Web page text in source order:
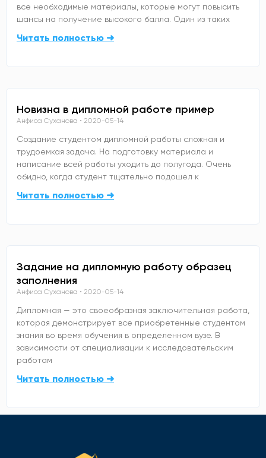
все необходимые материалы, которые могут повысить
шансы на получение высокого балла. Один из таких
Читать полностью ➜
Новизна в дипломной работе пример
Анфиса Суханова 2020-05-14
Создание студентом дипломной работы сложная и
трудоемкая задача. На подготовку материала и
написание всей работы уходить до полугода. Очень
обидно, когда студент тщательно подошел к
Читать полностью ➜
Задание на дипломную работу образец
заполнения
Анфиса Суханова 2020-05-14
Дипломная — это своеобразная заключительная работа,
которая демонстрирует все приобретенные студентом
знания во время обучения в определенном вузе. В
зависимости от специализации к исследовательским
работам
Читать полностью ➜